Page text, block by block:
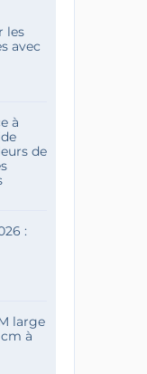
les
avec
à
de
:
large
à